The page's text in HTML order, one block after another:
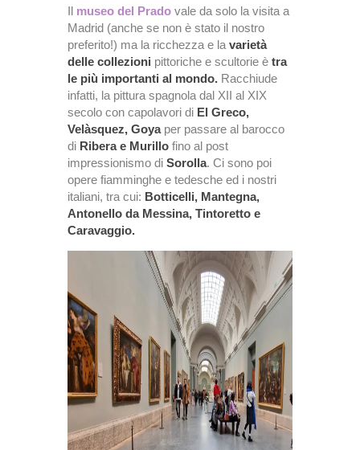
Il museo del Prado vale da solo la visita a
Madrid (anche se non è stato il nostro
preferito!) ma la ricchezza e la varietà
delle collezioni pittoriche e scultorie è tra
le più importanti al mondo. Racchiude
infatti, la pittura spagnola dal XII al XIX
secolo con capolavori di El Greco,
Velàsquez, Goyaper passare al barocco
di Ribera e Murillo fino al post
impressionismo di Sorolla. Ci sono poi
opere fiamminghe e tedesche ed i nostri
italiani, tra cui: Botticelli, Mantegna,
Antonello da Messina, Tintoretto e
Caravaggio.